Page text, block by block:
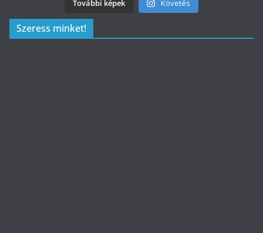
További képek Követés
Szeress minket!